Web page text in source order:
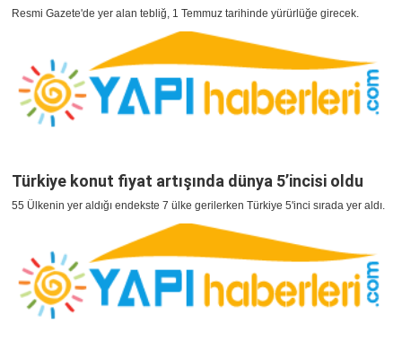
Resmi Gazete'de yer alan tebliğ, 1 Temmuz tarihinde yürürlüğe girecek.
Türkiye konut fiyat artışında dünya 5’incisi oldu
55 Ülkenin yer aldığı endekste 7 ülke gerilerken Türkiye 5'inci sırada yer aldı.